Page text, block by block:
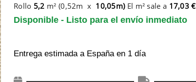
Rollo 5,2 m² (0,52m x 10,05m) El m² sale a 17,03 €
Disponible - Listo para el envío inmediato
Entrega estimada a España en 1 día